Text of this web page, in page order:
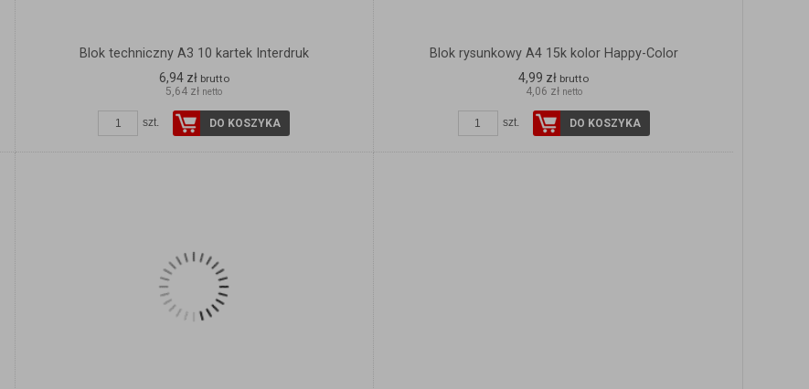
Blok techniczny A3 10 kartek Interdruk
6,94 zł brutto
5,64 zł netto
szt. DO KOSZYKA
Blok rysunkowy A4 15k kolor Happy-Color
4,99 zł brutto
4,06 zł netto
szt. DO KOSZYKA